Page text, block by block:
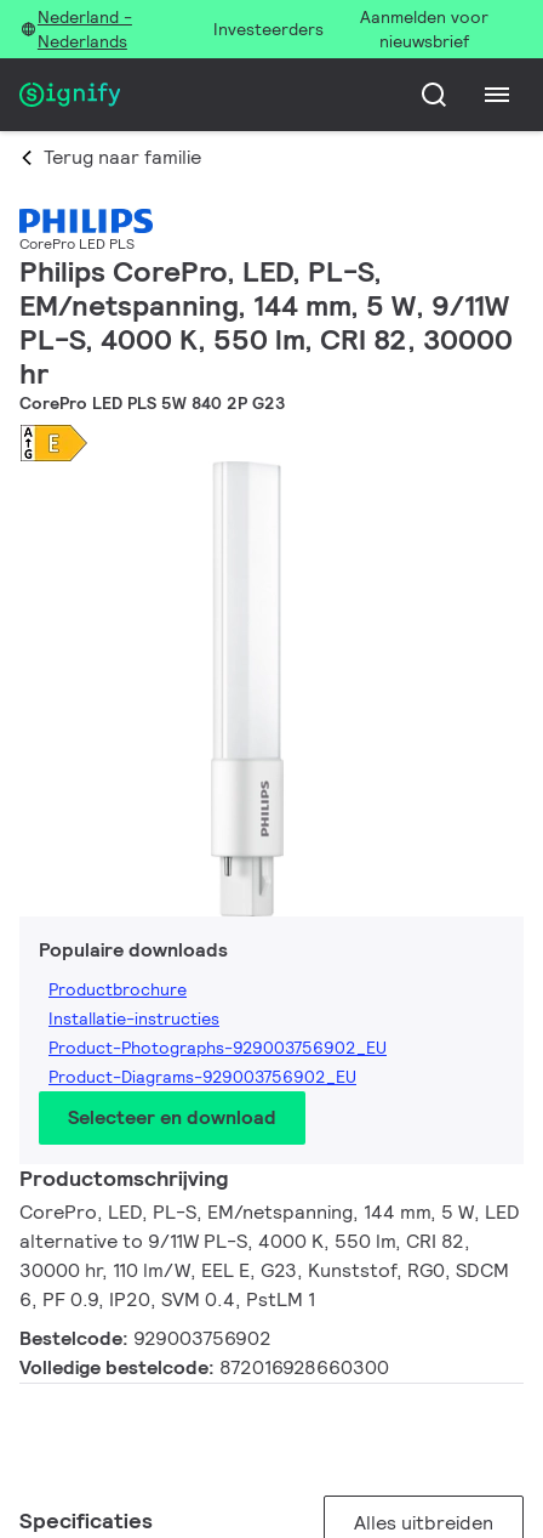
Nederland -
Nederlands
Investeerders
Aanmelden voor
nieuwsbrief
Terug naar familie
CorePro LED PLS
Philips CorePro, LED, PL-S,
EM/netspanning, 144 mm, 5 W, 9/11W
PL-S, 4000 K, 550 lm, CRI 82, 30000
hr
CorePro LED PLS 5W 840 2P G23
Populaire downloads
Productbrochure
Installatie-instructies
Product-Photographs-929003756902_EU
Product-Diagrams-929003756902_EU
Selecteer en download
Productomschrijving
CorePro, LED, PL-S, EM/netspanning, 144 mm, 5 W, LED
alternative to 9/11W PL-S, 4000 K, 550 lm, CRI 82,
30000 hr, 110 lm/W, EEL E, G23, Kunststof, RG0, SDCM
6, PF 0.9, IP20, SVM 0.4, PstLM 1
Bestelcode: 929003756902
Volledige bestelcode: 872016928660300
Specificaties Alles uitbreiden